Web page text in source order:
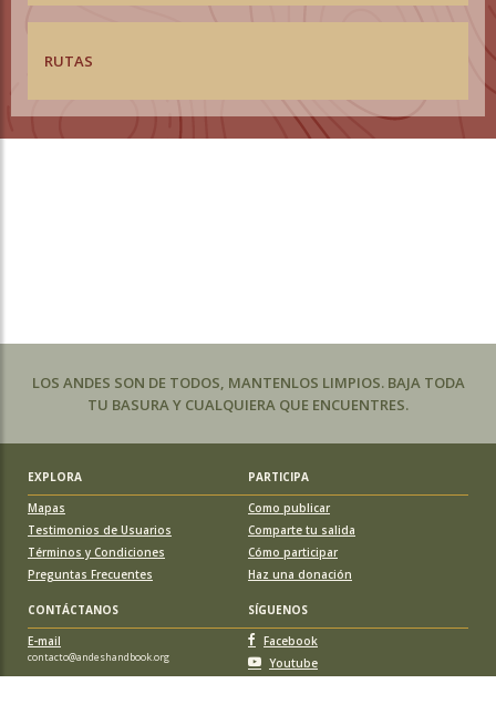
RUTAS
LOS ANDES SON DE TODOS, MANTENLOS LIMPIOS. BAJA TODA
TU BASURA Y CUALQUIERA QUE ENCUENTRES.
EXPLORA
PARTICIPA
Mapas
Testimonios de Usuarios
Términos y Condiciones
Preguntas Frecuentes
Como publicar
Comparte tu salida
Cómo participar
Haz una donación
CONTÁCTANOS
SÍGUENOS
E-mail
contacto@andeshandbook.org
Facebook
Youtube